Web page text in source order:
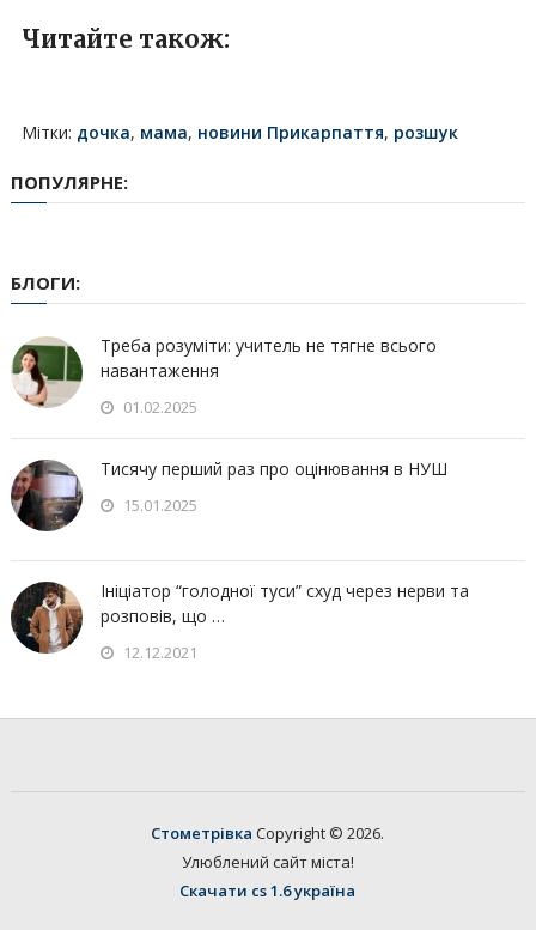
Читайте також:
Мітки: дочка, мама, новини Прикарпаття, розшук
ПОПУЛЯРНЕ:
БЛОГИ:
Треба розуміти: учитель не тягне всього
навантаження
01.02.2025
Тисячу перший раз про оцінювання в НУШ
15.01.2025
Ініціатор “голодної туси” схуд через нерви та
розповів, що …
12.12.2021
Стометрівка Copyright © 2026.
Улюблений сайт міста!
Скачати cs 1.6 україна